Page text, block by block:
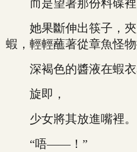
而是望著那份料碟裡
她果斷伸出筷子，夾
蝦，輕輕蘸著從章魚怪
深褐色的醬液在蝦衣
旋即，
少女將其放進嘴裡。
“唔——！”